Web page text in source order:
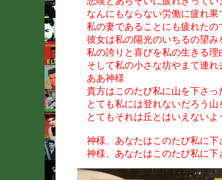
なんにもならない労働に疲れ果
私の妻であることにも疲れたの
彼女は私の陽光のいちるの望み
私の誇りと喜びを私の生きる理
そして私の小さな坊やまて連れ
ああ神様
貴方はこのたび私に山を下さっ
とても私には登れないだろう山
とてもそれは丘とはいえないよ
神様、あなたはこのたび私に下
神様、あなたはこのたび私に下